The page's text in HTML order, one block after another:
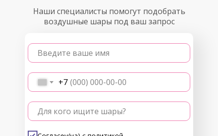
Наши специалисты помогут подобрать
воздушные шары под ваш запрос
Введите ваше имя
+7
Для кого ищите шары?